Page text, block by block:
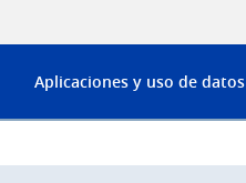
Aplicaciones y uso de datos